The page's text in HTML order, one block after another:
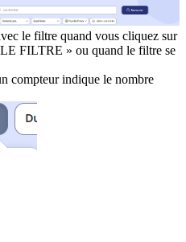
le filtre quand vous cliquez sur
FILTRE » ou quand le filtre se
compteur indique le nombre